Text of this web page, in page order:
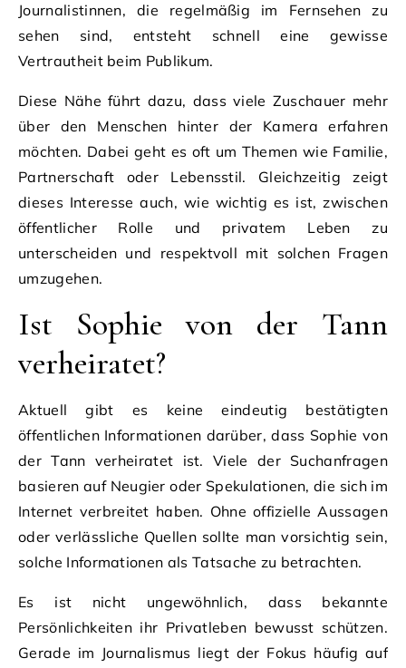
Journalistinnen, die regelmäßig im Fernsehen zu
sehen sind, entsteht schnell eine gewisse
Vertrautheit beim Publikum.
Diese Nähe führt dazu, dass viele Zuschauer mehr
über den Menschen hinter der Kamera erfahren
möchten. Dabei geht es oft um Themen wie Familie,
Partnerschaft oder Lebensstil. Gleichzeitig zeigt
dieses Interesse auch, wie wichtig es ist, zwischen
öffentlicher Rolle und privatem Leben zu
unterscheiden und respektvoll mit solchen Fragen
umzugehen.
Ist Sophie von der Tann
verheiratet?
Aktuell gibt es keine eindeutig bestätigten
öffentlichen Informationen darüber, dass Sophie von
der Tann verheiratet ist. Viele der Suchanfragen
basieren auf Neugier oder Spekulationen, die sich im
Internet verbreitet haben. Ohne offizielle Aussagen
oder verlässliche Quellen sollte man vorsichtig sein,
solche Informationen als Tatsache zu betrachten.
Es ist nicht ungewöhnlich, dass bekannte
Persönlichkeiten ihr Privatleben bewusst schützen.
Gerade im Journalismus liegt der Fokus häufig auf